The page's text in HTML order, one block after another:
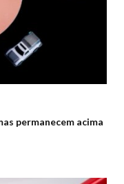
permanecem acima